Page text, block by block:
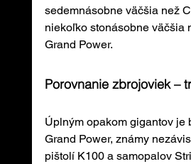
sedemnásobne väčšia než
niekoľko stonásobne väčšia
Grand Power.
Porovnanie zbrojoviek –
Úplným opakom gigantov je
Grand Power, známy
pištolí K100 a samopalov